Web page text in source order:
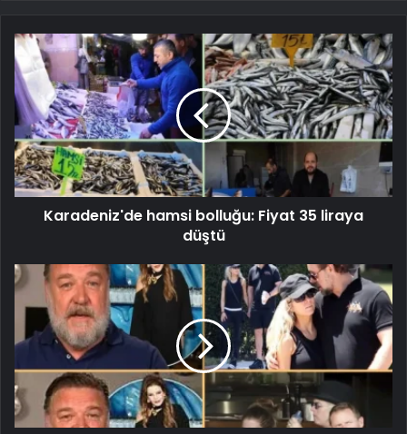
Karadeniz'de hamsi bolluğu: Fiyat 35 liraya
düştü